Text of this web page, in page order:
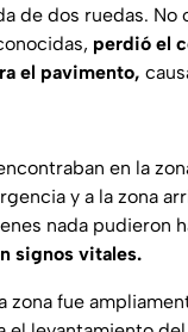
de dos ruedas. No
perdió el
el pavimento,
en la
y a la zona
nada pudieron
signos vitales.
zona fue